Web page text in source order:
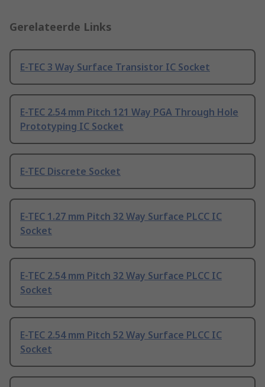
Gerelateerde Links
E-TEC 3 Way Surface Transistor IC Socket
E-TEC 2.54 mm Pitch 121 Way PGA Through Hole
Prototyping IC Socket
E-TEC Discrete Socket
E-TEC 1.27 mm Pitch 32 Way Surface PLCC IC
Socket
E-TEC 2.54 mm Pitch 32 Way Surface PLCC IC
Socket
E-TEC 2.54 mm Pitch 52 Way Surface PLCC IC
Socket